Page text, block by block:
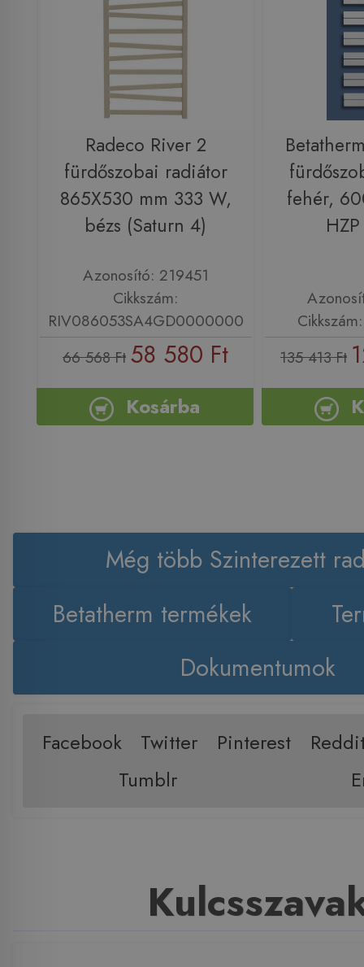
Radeco River 2
fürdőszobai radiátor
865X530 mm 333 W,
bézs (Saturn 4)
Azonosító: 219451
Cikkszám:
RIV086053SA4GD0000000
66 568 Ft 58 580 Ft
Kosárba
fehér,
135 413 Ft
Még több Szinterezett
Betatherm termékek
Dokumentumok
Facebook Twitter Pinterest
Tumblr